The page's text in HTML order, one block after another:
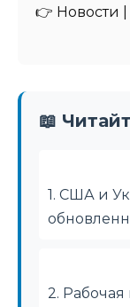
👉 Новости |
📖
1. США и
2.